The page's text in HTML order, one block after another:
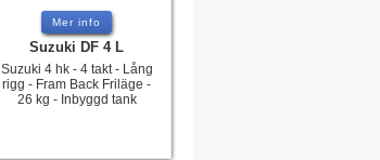
Mer info
Suzuki DF 4 L
Suzuki 4 hk - 4 takt - Lång
rigg - Fram Back Friläge -
26 kg - Inbyggd tank